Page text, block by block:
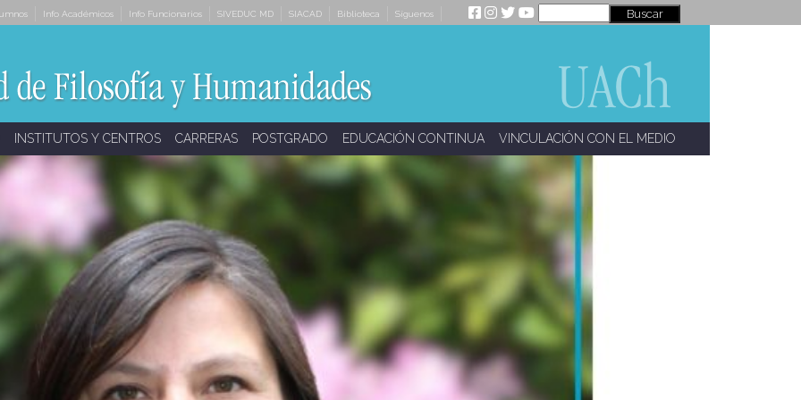
Info Académicos Info Funcionarios SIVEDUC MD SIACAD Biblioteca Síguenos
INSTITUTOS Y CENTROS CARRERAS POSTGRADO EDUCACIÓN CONTINUA VINCULACIÓN CON EL MEDIO